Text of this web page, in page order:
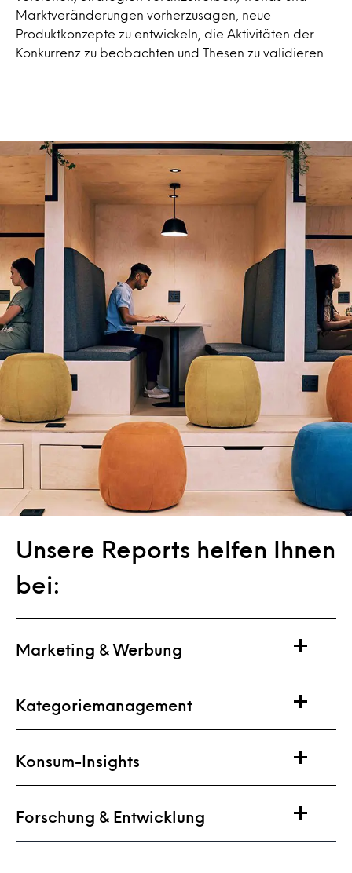
Marktveränderungen vorherzusagen, neue
Produktkonzepte zu entwickeln, die Aktivitäten der
Konkurrenz zu beobachten und Thesen zu validieren.
Unsere Reports helfen Ihnen
bei:
Marketing & Werbung
Kategoriemanagement
Konsum-Insights
Forschung & Entwicklung